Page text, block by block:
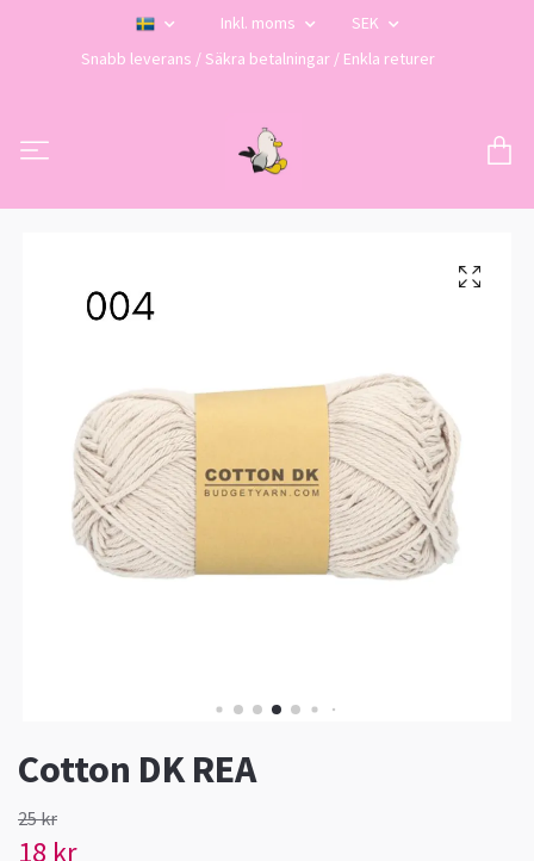
Inkl. moms
SEK
Snabb leverans / Säkra betalningar / Enkla returer
Cotton DK REA
25 kr
18 kr